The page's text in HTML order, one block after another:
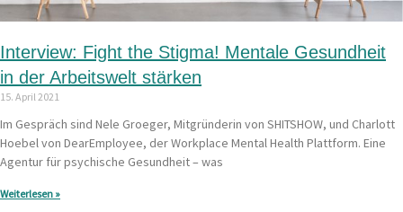
Interview: Fight the Stigma! Mentale Gesundheit
in der Arbeitswelt stärken
15. April 2021
Im Gespräch sind Nele Groeger, Mitgründerin von SHITSHOW, und Charlott
Hoebel von DearEmployee, der Workplace Mental Health Plattform. Eine
Agentur für psychische Gesundheit – was
Weiterlesen »